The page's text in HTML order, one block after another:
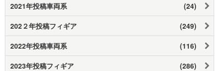
2021年投稿車両系 (24)
202２年投稿フィギア (249)
2022年投稿車両系 (116)
2023年投稿フィギア (286)